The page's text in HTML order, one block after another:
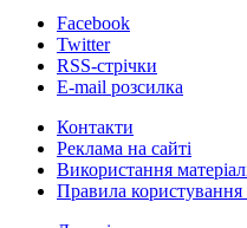
Facebook
Twitter
RSS-стрічки
E-mail розсилка
Контакти
Реклама на сайті
Використання
Правила користування